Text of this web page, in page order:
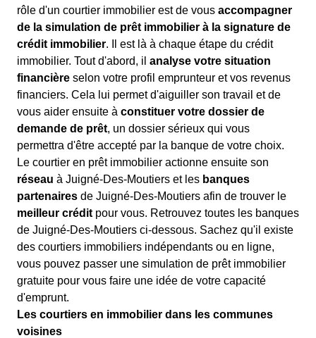
rôle d'un courtier immobilier est de vous accompagner
de la simulation de prêt immobilier à la signature de
crédit immobilier. Il est là à chaque étape du crédit
immobilier. Tout d'abord, il analyse votre situation
financière selon votre profil emprunteur et vos revenus
financiers. Cela lui permet d'aiguiller son travail et de
vous aider ensuite à constituer votre dossier de
demande de prêt, un dossier sérieux qui vous
permettra d'être accepté par la banque de votre choix.
Le courtier en prêt immobilier actionne ensuite son
réseau à Juigné-Des-Moutiers et les banques
partenaires de Juigné-Des-Moutiers afin de trouver le
meilleur crédit pour vous. Retrouvez toutes les banques
de Juigné-Des-Moutiers ci-dessous. Sachez qu'il existe
des courtiers immobiliers indépendants ou en ligne,
vous pouvez passer une simulation de prêt immobilier
gratuite pour vous faire une idée de votre capacité
d'emprunt.
Les courtiers en immobilier dans les communes
voisines